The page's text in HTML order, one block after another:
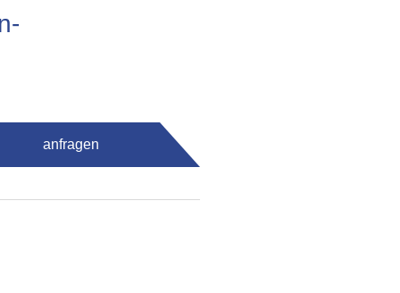
anfragen